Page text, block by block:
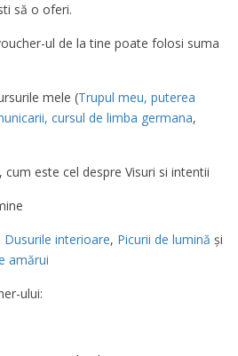
să o oferi.
ul de la tine poate folosi suma
mele (Trupul meu, puterea
cursul de limba germana,
cum este cel despre Visuri si intentii
Dusurile interioare, Picurii de lumină și
amărui
ului: